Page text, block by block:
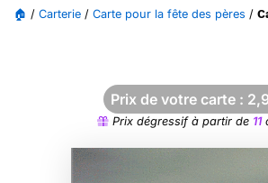
🏠 / Carterie / Carte pour la fête des pères /
Prix de votre carte :
Prix dégressif à partir de 11